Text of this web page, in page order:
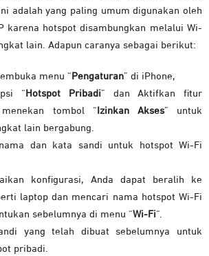
adalah yang paling umum digunakan oleh
karena hotspot disambungkan melalui Wi-
lain. Adapun caranya sebagai berikut:
menu “ Pengaturan” di iPhone,
“ Hotspot Pribadi” dan Aktifkan fitur
tombol “ Izinkan Akses” untuk
lain bergabung.
dan kata sandi untuk hotspot Wi-Fi
konfigurasi, Anda dapat beralih ke
laptop dan mencari nama hotspot Wi-Fi
sebelumnya di menu “Wi-Fi“.
yang telah dibuat sebelumnya untuk
pribadi.